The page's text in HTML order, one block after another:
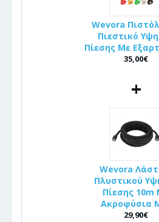
Wevora
Πιεστικό
Πίεσης Με
35,00€
+
Wevora
Πλυστικού
Πίεσης 10m
Ακροφύσια
29,90€